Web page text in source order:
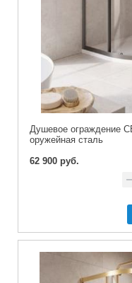
Душевое ограждение
оружейная сталь
62 900 руб.